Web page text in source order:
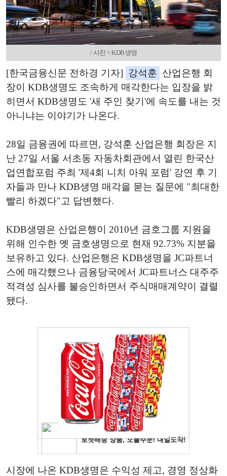
/ 사진 = KDB생명
[한국금융신문 전하경 기자] 강석훈 산업은행 회
장이 KDB생명도 조속하게 매각한다는 입장을 밝
히면서 KDB생명도 '새 주인 찾기'에 속도를 내는 것
아니냐는 이야기가 나온다.
28일 금융권에 따르면, 강석훈 산업은행 회장은 지
난 27일 서울 서초동 자동차회관에서 열린 한국산
업연합포럼 주최 '제4회 니치 아워 포럼' 강연 후 기
자들과 만나 KDB생명 매각을 묻는 질문에 "최대한
빨리 하겠다"고 답변했다.
KDB생명은 산업은행이 2010년 금호그룹 지원을
위해 인수한 옛 금호생명으로 현재 92.73% 지분을
보유하고 있다. 산업은행은 KDB생명을 JC파트너
스에 매각했으나 금융당국에서 JC파트너스 대주주
적격성 심사를 불승인하면서 주식매매계약이 결렬
됐다.
시장에 나온 KDB생명은 수익성 제고, 경영 정상화